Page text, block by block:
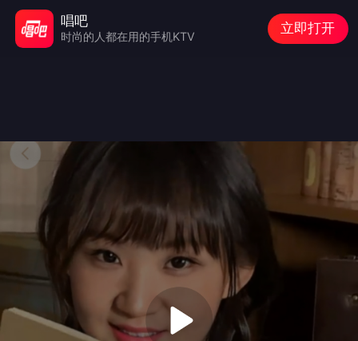
唱吧
时尚的人都在用的手机KTV
立即打开